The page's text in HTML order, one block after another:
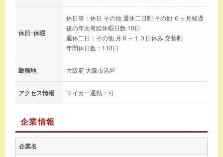
休日･休暇
休日等：休日 その他 週休二日制 その他 ６ヶ月経過
後の年次有給休暇日数 10日
週休二日：その他 月８～１０日休み 交替制
年間休日数：110日
勤務地 大阪府 大阪市港区
アクセス情報 マイカー通勤：可
企業情報
企業名